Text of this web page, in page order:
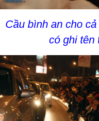
Cầu bình an cho
có ghi tên